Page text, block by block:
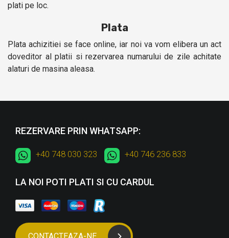
plati pe loc.
Plata
Plata achizitiei se face online, iar noi va vom elibera un act
doveditor al platii si rezervarea numarului de zile achitate
alaturi de masina aleasa.
REZERVARE PRIN WHATSAPP:
+40 748 030 323 +40 746 236 833
LA NOI POTI PLATI SI CU CARDUL
CONTACTEAZA-NE